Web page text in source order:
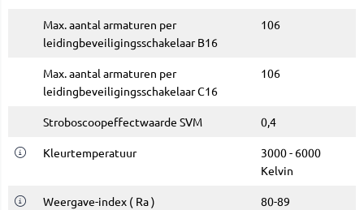
Max. aantal armaturen per
leidingbeveiligingsschakelaar B16
106
Max. aantal armaturen per
leidingbeveiligingsschakelaar C16
106
Stroboscoopeffectwaarde SVM 0,4
Kleurtemperatuur
3000 - 6000
Kelvin
Weergave-index ( Ra ) 80-89